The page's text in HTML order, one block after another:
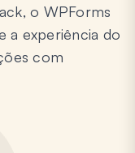
o WPForms
a experiência do
com